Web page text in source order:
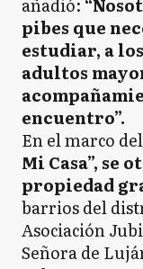
pibes que
estudiar, a
adultos
encuentro”.
En el marco
Mi Casa”, se
propiedad
barrios del
Asociación
Señora de